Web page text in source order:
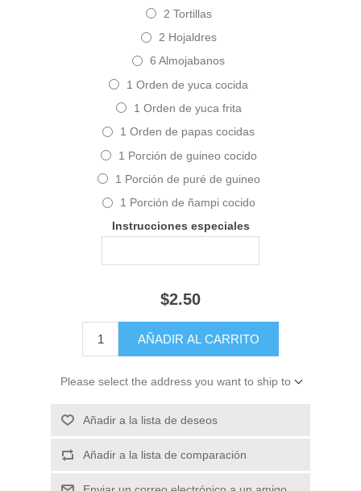
2 Tortillas
2 Hojaldres
6 Almojabanos
1 Orden de yuca cocida
1 Orden de yuca frita
1 Orden de papas cocidas
1 Porción de guineo cocido
1 Porción de puré de guineo
1 Porción de ñampi cocido
Instrucciones especiales
$2.50
Please select the address you want to ship to